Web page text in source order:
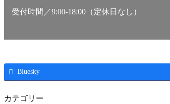
受付時間／9:00-18:00（定休日なし）
Bluesky
カテゴリー